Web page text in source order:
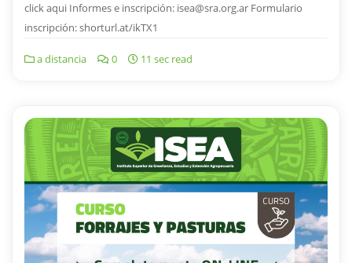
click aqui Informes e inscripción: isea@sra.org.ar Formulario
inscripción: shorturl.at/ikTX1
a distancia 0 11 sec read